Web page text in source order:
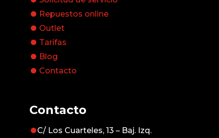
Repuestos online
Outlet
Tarifas
Blog
Contacto
Contacto
C/ Los Cuarteles, 13 – Baj. Izq.